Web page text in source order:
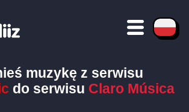
muzykę z serwisu
do serwisu Claro Música